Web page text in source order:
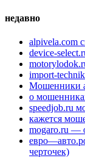
недавно
alpivela.com
device-
import-
Мошенники
о
speedjob.ru
кажется
mogaro.ru —
черточек)